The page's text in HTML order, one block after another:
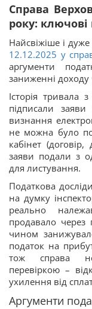
Справа
року:
Найсвіжіше і
12.12.2025 у
аргументи
заниженні доходу
Історія
підписали
визнання
не можна було
кабінет
заяви подали з
для листування.
Податкова
на думку
реально
продавало через
чином
податок на
тож справа не
перевіркою –
ухилення від
Аргументи